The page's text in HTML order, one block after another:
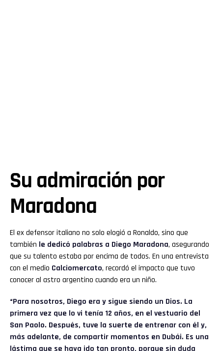
Su admiración por
Maradona
El ex defensor italiano no solo elogió a Ronaldo, sino que
también le dedicó palabras a Diego Maradona, asegurando
que su talento estaba por encima de todos. En una entrevista
con el medio Calciomercato, recordó el impacto que tuvo
conocer al astro argentino cuando era un niño.
“Para nosotros, Diego era y sigue siendo un Dios. La
primera vez que lo vi tenía 12 años, en el vestuario del
San Paolo. Después, tuve la suerte de entrenar con él y,
más adelante, de compartir momentos en Dubái. Es una
lástima que se haya ido tan pronto, porque sin duda